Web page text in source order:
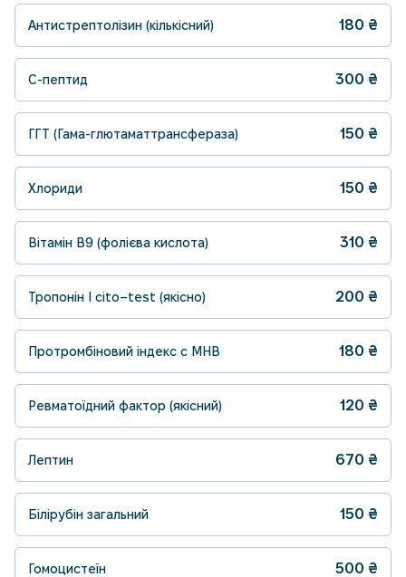
Антистрептолізин (кількісний) 180 ₴
С-пептид 300 ₴
ГГТ (Гама-глютаматтрансфераза) 150 ₴
Хлориди 150 ₴
Вітамін B9 (фолієва кислота) 310 ₴
Тропонін I cito–test (якісно) 200 ₴
Протромбіновий індекс с МНВ 180 ₴
Ревматоїдний фактор (якісний) 120 ₴
Лептин 670 ₴
Білірубін загальний 150 ₴
Гомоцистеїн 500 ₴